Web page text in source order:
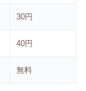
30円
40円
無料